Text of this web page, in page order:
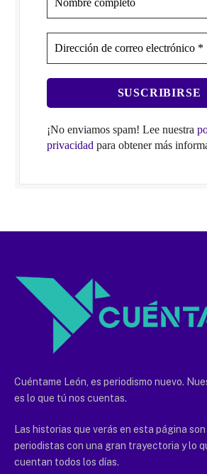
¡No enviamos spam! Lee nuestra
privacidad para obtener más
Cuéntame León, es periodismo nuevo.
es lo que tú nos cuentas.
Las historias que verás en esta página
periodistas con una gran trayectoria y lo
cuentan todos los días.